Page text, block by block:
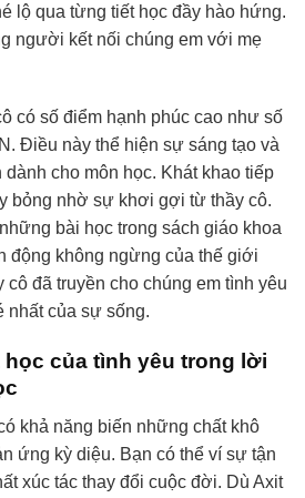
lộ qua từng tiết học đầy hào hứng.
người kết nối chúng em với mẹ
có số điểm hạnh phúc cao như số
Điều này thể hiện sự sáng tạo và
dành cho môn học. Khát khao tiếp
bỏng nhờ sự khơi gợi từ thầy cô.
bài học trong sách giáo khoa
động không ngừng của thế giới
đã truyền cho chúng em tình yêu
nhất của sự sống.
của tình yêu trong lời
khả năng biến những chất khô
ứng kỳ diệu. Bạn có thể ví sự tận
xúc tác thay đổi cuộc đời. Dù Axit